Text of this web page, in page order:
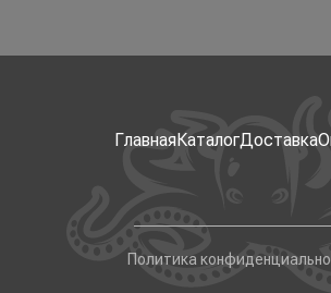
ГлавнаяКаталогДоставка
Политика